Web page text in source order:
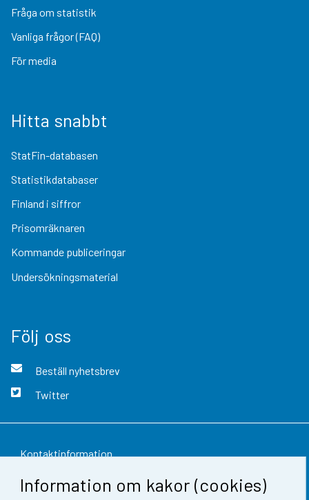
Information om kakor (cookies)
Fråga om statistik
Vanliga frågor (FAQ)
För media
Hitta snabbt
StatFin-databasen
Statistikdatabaser
Finland i siffror
Prisomräknaren
Kommande publiceringar
Undersökningsmaterial
Följ oss
Beställ nyhetsbrev
Twitter
Kontaktinformation
Respons